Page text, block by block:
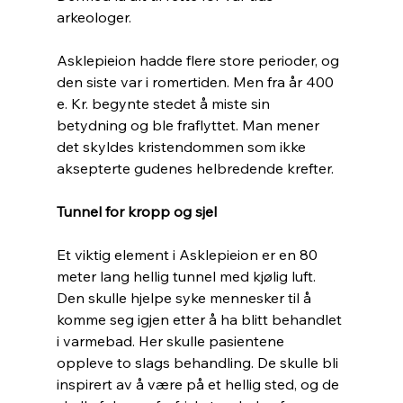
arkeologer.
Asklepieion hadde flere store perioder, og
den siste var i romertiden. Men fra år 400
e. Kr. begynte stedet å miste sin
betydning og ble fraflyttet. Man mener
det skyldes kristendommen som ikke
aksepterte gudenes helbredende krefter.
Tunnel for kropp og sjel
Et viktig element i Asklepieion er en 80
meter lang hellig tunnel med kjølig luft.
Den skulle hjelpe syke mennesker til å
komme seg igjen etter å ha blitt behandlet
i varmebad. Her skulle pasientene
oppleve to slags behandling. De skulle bli
inspirert av å være på et hellig sted, og de